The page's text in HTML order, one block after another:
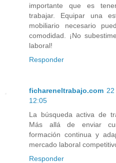
importante que es
trabajar. Equipar una
mobiliario necesario
comodidad. ¡No
laboral!
Responder
fichareneltrabajo.com
12:05
La búsqueda activa de
Más allá de enviar
formación continua y
mercado laboral
Responder